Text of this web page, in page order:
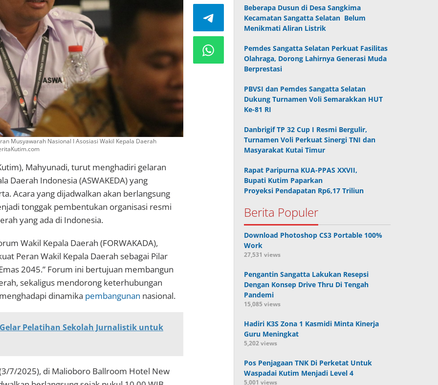
Musyawarah Nasional I Asosiasi Wakil Kepala Daerah
Mahyunadi, turut menghadiri gelaran
Daerah Indonesia (ASWAKEDA) yang
Acara yang dijadwalkan akan berlangsung
tonggak pembentukan organisasi resmi
yang ada di Indonesia.
Wakil Kepala Daerah (FORWAKADA),
Peran Wakil Kepala Daerah sebagai Pilar
2045.” Forum ini bertujuan membangun
sekaligus mendorong keterhubungan
dinamika pembangunan nasional.
Gelar Pelatihan Sekolah Jurnalistik untuk
7/2025), di Malioboro Ballroom Hotel New
Beberapa Dusun di Desa Sangkima
Kecamatan Sangatta Selatan Belum
Menikmati Aliran Listrik
Pemdes Sangatta Selatan Perkuat Fasilitas
Olahraga, Dorong Lahirnya Generasi Muda
Berprestasi
PBVSI dan Pemdes Sangatta Selatan
Dukung Turnamen Voli Semarakkan HUT
Ke-81 RI
Danbrigif TP 32 Cup I Resmi Bergulir,
Turnamen Voli Perkuat Sinergi TNI dan
Masyarakat Kutai Timur
Rapat Paripurna KUA-PPAS XXVII,
Bupati Kutim Paparkan
Proyeksi Pendapatan Rp6,17 Triliun
Berita Populer
Download Photoshop CS3 Portable 100%
Work
27,531 views
Pengantin Sangatta Lakukan Resepsi
Dengan Konsep Drive Thru Di Tengah
Pandemi
15,085 views
Hadiri K3S Zona 1 Kasmidi Minta Kinerja
Guru Meningkat
5,202 views
Pos Penjagaan TNK Di Perketat Untuk
Waspadai Kutim Menjadi Level 4
5,001 views